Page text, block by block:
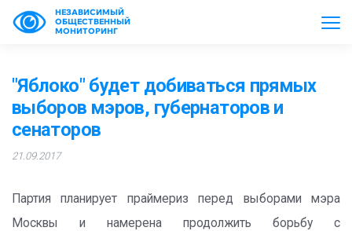
НЕЗАВИСИМЫЙ
ОБЩЕСТВЕННЫЙ
МОНИТОРИНГ
"Яблоко" будет добиваться прямых
выборов мэров, губернаторов и
сенаторов
21.09.2017
Партия планирует праймериз перед выборами мэра
Москвы и намерена продолжить борьбу с